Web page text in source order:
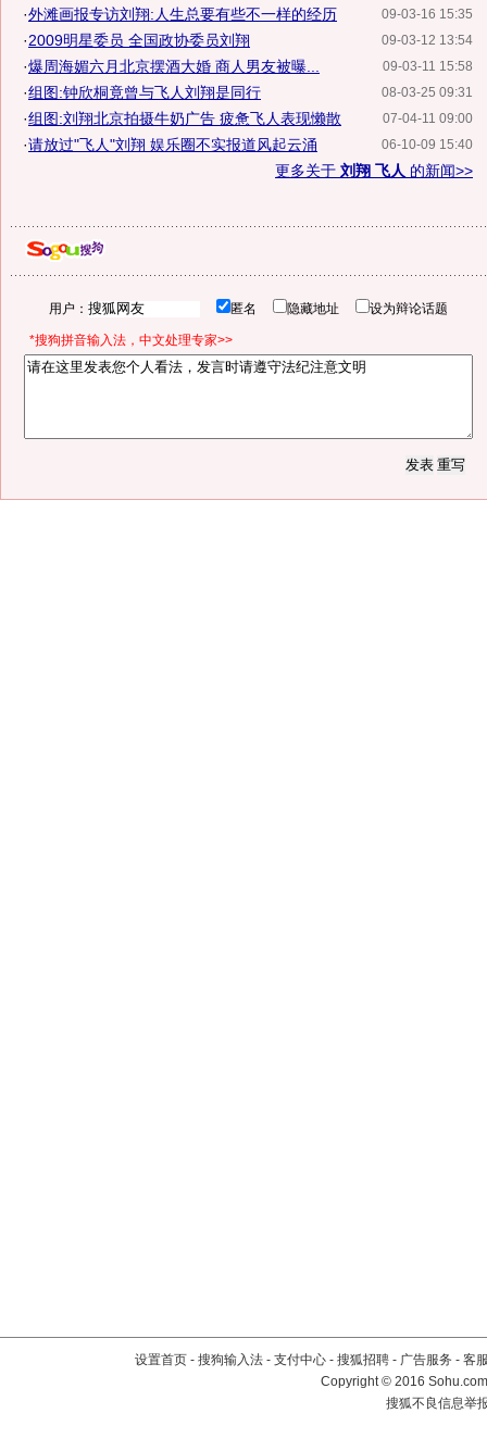
09-03-16 15:35
·外滩画报专访刘翔:人生总要有些不一样的经历
09-03-12 13:54
·2009明星委员 全国政协委员刘翔
09-03-11 15:58
·爆周海媚六月北京摆酒大婚 商人男友被曝...
08-03-25 09:31
·组图:钟欣桐竟曾与飞人刘翔是同行
07-04-11 09:00
·组图:刘翔北京拍摄牛奶广告 疲惫飞人表现懒散
06-10-09 15:40
·请放过"飞人"刘翔 娱乐圈不实报道风起云涌
更多关于 刘翔 飞人 的新闻>>
用户： 匿名 隐藏地址 设为辩论话题
*搜狗拼音输入法，中文处理专家>>
设置首页 - 搜狗输入法 - 支付中心 - 搜狐招聘 - 广告服务 - 客
Copyright©2016
搜狐不良信息举